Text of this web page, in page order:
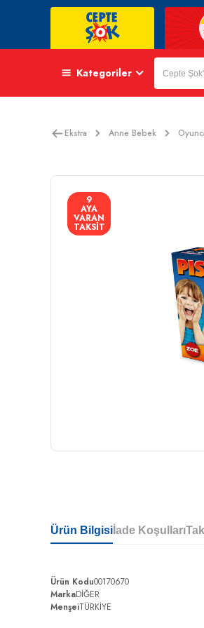
Kategoriler
Ekstra Anne Bebek
9
AYA
VARAN
TAKSİT
Ürün Bilgisi İade Koşulları
Ürün Kodu00170670
MarkaDİĞER
MenşeiTÜRKİYE